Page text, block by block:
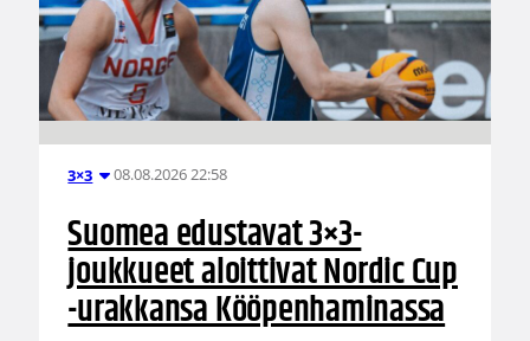
3×3 08.08.2026 22:58
Suomea edustavat 3×3-
joukkueet aloittivat Nordic Cup
-urakkansa Kööpenhaminassa